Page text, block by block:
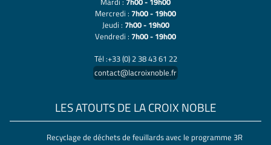
Mercredi : 7h00 - 19h00
Jeudi : 7h00 - 19h00
Vendredi : 7h00 - 19h00
Tél :+33 (0) 2 38 43 61 22
contact@lacroixnoble.fr
LES ATOUTS DE LA CROIX NOBLE
Recyclage de déchets de feuillards avec le programme 3R